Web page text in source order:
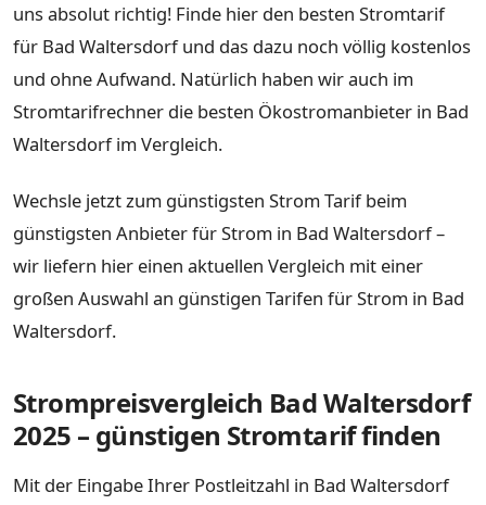
uns absolut richtig! Finde hier den besten Stromtarif
für Bad Waltersdorf und das dazu noch völlig kostenlos
und ohne Aufwand. Natürlich haben wir auch im
Stromtarifrechner die besten Ökostromanbieter in Bad
Waltersdorf im Vergleich.
Wechsle jetzt zum günstigsten Strom Tarif beim
günstigsten Anbieter für Strom in Bad Waltersdorf –
wir liefern hier einen aktuellen Vergleich mit einer
großen Auswahl an günstigen Tarifen für Strom in Bad
Waltersdorf.
Strompreisvergleich Bad Waltersdorf
2025 – günstigen Stromtarif finden
Mit der Eingabe Ihrer Postleitzahl in Bad Waltersdorf